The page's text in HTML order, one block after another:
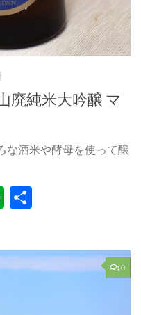
廃純米大吟醸 マ
な酒米や酵母を使って醸
Evernote
0